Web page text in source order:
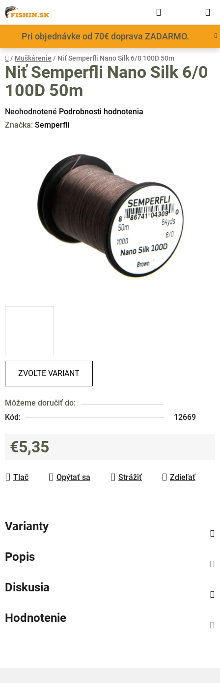
Prejsť
na
obsah
Pri objednávke od 70€ doprava ZADARMO.
KOŠÍK
Domov
/ Muškárenie / Niť Semperfli Nano Silk 6/0 100D 50m
ZVOĽTE VARIANT
Môžeme doručiť do:
Kód:
12669
€5,35
Tlač
Opýtať sa Strážiť Zdieľať
Niť Semperfli Nano Silk 6/0
100D 50m
Priemerné
hodnotenie
hviezdičiek.
Neohodnotené Podrobnosti hodnotenia
Značka: Semperfli
Varianty
Popis
Diskusia
Hodnotenie